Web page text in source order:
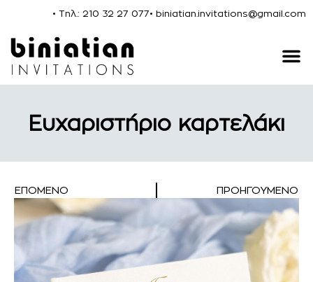
• Τηλ.: 210 32 27 077• biniatian.invitations@gmail.com
Ευχαριστήριο καρτελάκι
ΕΠΌΜΕΝΟ ΠΡΟΗΓΟΎΜΕΝΟ